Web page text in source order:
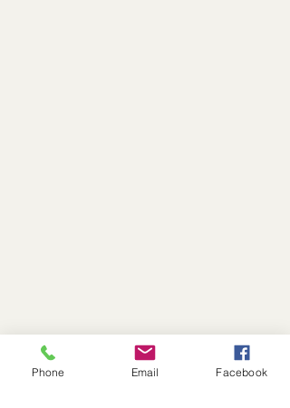
Phone Email Facebook